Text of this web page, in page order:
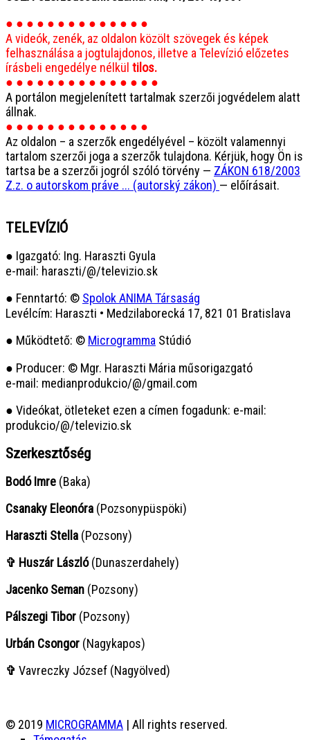
● ● ● ● ● ● ● ● ● ● ● ● ● ●
A videók, zenék, az oldalon közölt szövegek és képek
felhasználása a jogtulajdonos, illetve a Televízió előzetes
írásbeli engedélye nélkül tilos.
● ● ● ● ● ● ● ● ● ● ● ● ● ● ●
A portálon megjelenített tartalmak szerzői jogvédelem alatt
állnak.
● ● ● ● ● ● ● ● ● ● ● ● ● ●
Az oldalon – a szerzők engedélyével – közölt valamennyi
tartalom szerzői joga a szerzők tulajdona. Kérjük, hogy Ön is
tartsa be a szerzői jogról szóló törvény — ZÁKON 618/2003
Z.z. o autorskom práve ... (autorský zákon) — előírásait.
TELEVÍZIÓ
● Igazgató: Ing. Haraszti Gyula
e-mail: haraszti/@/televizio.sk
● Fenntartó: © Spolok ANIMA Társaság
Levélcím: Haraszti • Medzilaborecká 17, 821 01 Bratislava
● Működtető: © Microgramma Stúdió
● Producer: © Mgr. Haraszti Mária műsorigazgató
e-mail: medianprodukcio/@/gmail.com
● Videókat, ötleteket ezen a címen fogadunk: e-mail:
produkcio/@/televizio.sk
Szerkesztőség
Bodó Imre (Baka)
Csanaky Eleonóra (Pozsonypüspöki)
Haraszti Stella (Pozsony)
✞ Huszár László(Dunaszerdahely)
Jacenko Seman (Pozsony)
Pálszegi Tibor (Pozsony)
Urbán Csongor (Nagykapos)
✞ Vavreczky József (Nagyölved)
© 2019 MICROGRAMMA | All rights reserved.